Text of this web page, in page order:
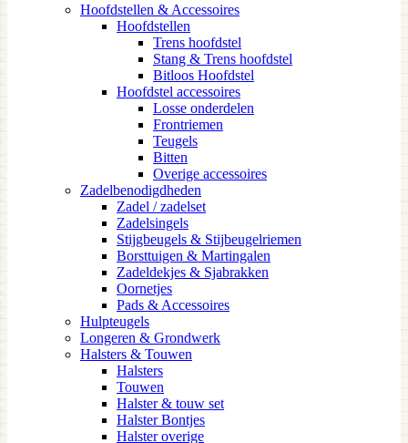
Hoofdstellen & Accessoires
Hoofdstellen
Trens hoofdstel
Stang & Trens hoofdstel
Bitloos Hoofdstel
Hoofdstel accessoires
Losse onderdelen
Frontriemen
Teugels
Bitten
Overige accessoires
Zadelbenodigdheden
Zadel / zadelset
Zadelsingels
Stijgbeugels & Stijbeugelriemen
Borsttuigen & Martingalen
Zadeldekjes & Sjabrakken
Oornetjes
Pads & Accessoires
Hulpteugels
Longeren & Grondwerk
Halsters & Touwen
Halsters
Touwen
Halster & touw set
Halster Bontjes
Halster overige